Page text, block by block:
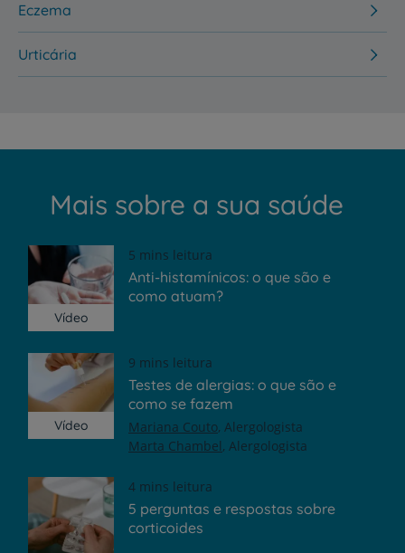
Eczema
Urticária
Mais sobre a sua saúde
Vídeo
5 mins leitura
Anti-histamínicos: o que são e
como atuam?
Vídeo
9 mins leitura
Testes de alergias: o que são e
como se fazem
Mariana Couto Alergologista
Marta Chambel Alergologista
4 mins leitura
5 perguntas e respostas sobre
corticoides